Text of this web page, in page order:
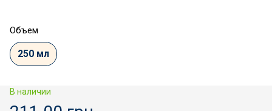
Объем
250 мл
В наличии